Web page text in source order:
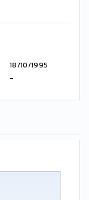
18/10/1995
-